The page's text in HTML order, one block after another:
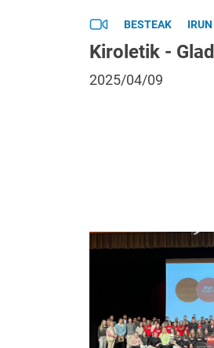
BESTEAK IRUN
Kiroletik -
2025/04/09